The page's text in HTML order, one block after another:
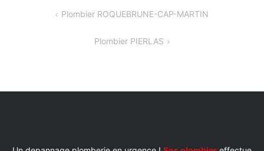
NAVIGATIONPlombier ROQUEBRUNE-CAP-MARTIN
Plombier PIERLAS